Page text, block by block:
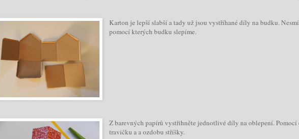
Karton je lepší slabší a tady už jsou vystříhané díly na budku.
pomocí kterých budku slepíme.
Z barevných papírů vystřihněte jednotlivé díly na oblepení.
travičku a a ozdobu stříšky.